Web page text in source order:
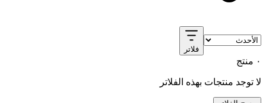
فلاتر
٠ منتج
لا توجد منتجات بهذه الفلاتر